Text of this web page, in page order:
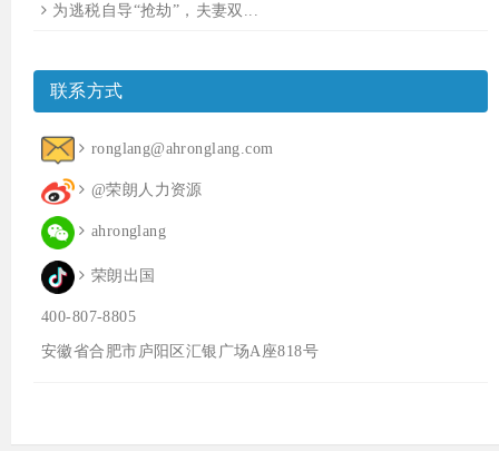
为逃税自导“抢劫”，夫妻双...
联系方式
ronglang@ahronglang.com
@荣朗人力资源
ahronglang
荣朗出国
400-807-8805
安徽省合肥市庐阳区汇银广场A座818号